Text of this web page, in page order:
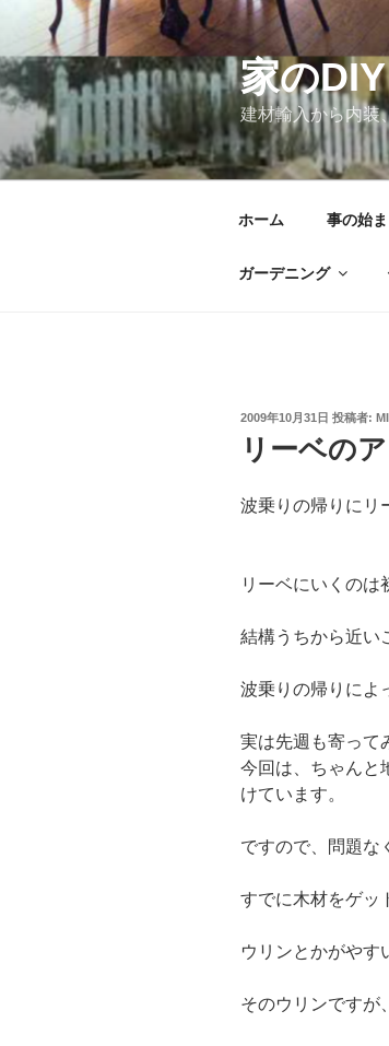
テ
ン
ツ
へ
ス
家の
建材輸入から内装
ホーム 事の始ま
ガーデニング
投
日:
2009年10月31日 投稿者:
リーベの
波乗りの帰りにリ
リーベにいくのは
結構うちから近い
波乗りの帰りによ
実は先週も寄って
今回は、ちゃんと
けています。
ですので、問題な
すでに木材をゲッ
ウリンとかがやす
そのウリンですが